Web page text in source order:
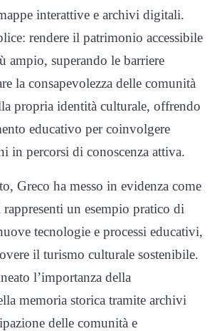
interattive e archivi digitali.
rendere il patrimonio accessibile
ampio, superando le barriere
la consapevolezza delle comunità
propria identità culturale, offrendo
educativo per coinvolgere
in percorsi di conoscenza attiva.
Greco ha messo in evidenza come
un esempio pratico di
tecnologie e processi educativi,
il turismo culturale sostenibile.
l’importanza della
memoria storica tramite archivi
delle comunità e